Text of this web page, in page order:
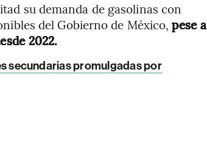
su demanda de gasolinas con
del Gobierno de México,pese a
2022.
secundarias promulgadas por